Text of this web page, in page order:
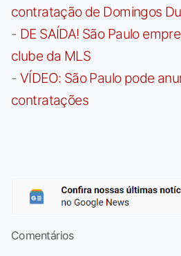
contratação de Domingos
- DE SAÍDA! São Paulo
clube da MLS
- VÍDEO: São Paulo pode
contratações
Comentários